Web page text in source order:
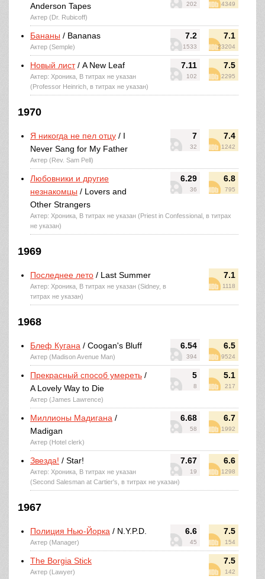
202 4349
Anderson Tapes
Актер (Dr. Rubicoff)
7.2
1533
7.1
23204
Бананы / Bananas
Актер (Semple)
7.11
102
7.5
2295
Новый лист/ A New Leaf
Актер: Хроника, В титрах не указан
(Professor Heinrich, в титрах не указан)
1970
7
32
7.4
1242
Я никогда не пел отцу / I
Never Sang for My Father
Актер (Rev. Sam Pell)
6.29
36
6.8
795
Любовники и другие
незнакомцы / Lovers and
Other Strangers
Актер: Хроника, В титрах не указан (Priest in Confessional, в титрах
не указан)
1969
7.1
1118
Последнее лето / Last Summer
Актер: Хроника, В титрах не указан (Sidney, в
титрах не указан)
1968
6.54
394
6.5
9524
Блеф Кугана / Coogan's Bluff
Актер (Madison Avenue Man)
5
8
5.1
217
Прекрасный способ умереть /
A Lovely Way to Die
Актер (James Lawrence)
6.68
58
6.7
1992
Миллионы Мадигана /
Madigan
Актер (Hotel clerk)
7.67
19
6.6
1298
Звезда! / Star!
Актер: Хроника, В титрах не указан
(Second Salesman at Cartier's, в титрах не указан)
1967
6.6
45
7.5
154
Полиция Нью-Йорка / N.Y.P.D.
Актер (Manager)
7.5
142
The Borgia Stick
Актер (Lawyer)